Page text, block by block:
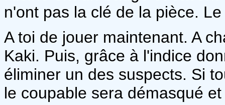
n'ont pas la clé de la pièce.
A toi de jouer maintenant. A
Kaki. Puis, grâce à l'indice
éliminer un des suspects. Si
le coupable sera démasqué